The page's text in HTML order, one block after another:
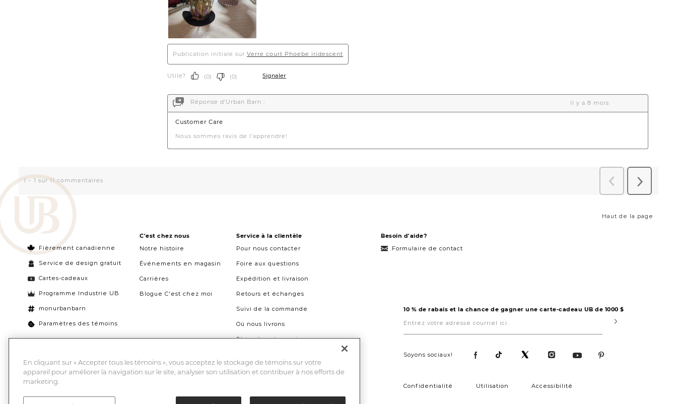
Haut de la page
Fièrement canadienne
Service de design gratuit
Cartes-cadeaux
Programme Industrie UB
monurbanbarn
Paramètres des témoins
C'est chez nous
Notre histoire
Événements en magasin
Carrières
Blogue C'est chez moi
Service à la clientèle
Pour nous contacter
Foire aux questions
Expédition et livraison
Retours et échanges
Suivi de la commande
Où nous livrons
Plans de paiement
Besoin d'aide?
Formulaire de contact
10 % de rabais et la chance de gagner une carte-cadeau UB de 1000 $
votre
Submit
Soyons sociaux!
Confidentialité Utilisation Accessibilité
En cliquant sur « Accepter tous les témoins », vous acceptez le stockage de témoins sur votre
appareil pour améliorer la navigation sur le site, analyser son utilisation et contribuer à nos efforts de
marketing.